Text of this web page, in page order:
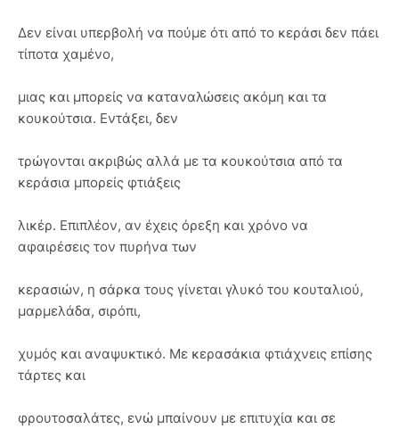
Δεν είναι υπερβολή να πούμε ότι από το κεράσι δεν πάει
τίποτα χαμένο,
μιας και μπορείς να καταναλώσεις ακόμη και τα
κουκούτσια. Εντάξει, δεν
τρώγονται ακριβώς αλλά με τα κουκούτσια από τα
κεράσια μπορείς φτιάξεις
λικέρ. Επιπλέον, αν έχεις όρεξη και χρόνο να
αφαιρέσεις τον πυρήνα των
κερασιών, η σάρκα τους γίνεται γλυκό του κουταλιού,
μαρμελάδα, σιρόπι,
χυμός και αναψυκτικό. Με κερασάκια φτιάχνεις επίσης
τάρτες και
φρουτοσαλάτες, ενώ μπαίνουν με επιτυχία και σε